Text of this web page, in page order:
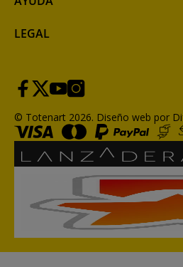
LEGAL
© Totenart 2026. Diseño web por